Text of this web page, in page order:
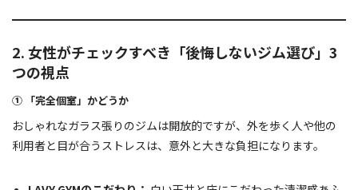
2. 女性がチェックすべき「後悔しないジム選び」3
つの視点
① 「完全個室」かどうか
おしゃれなガラス張りのジムは開放的ですが、外を歩く人や他の
利用者と目が合うストレスは、意外と大きな負担になります。